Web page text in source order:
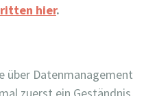
hier.
über Datenmanagement